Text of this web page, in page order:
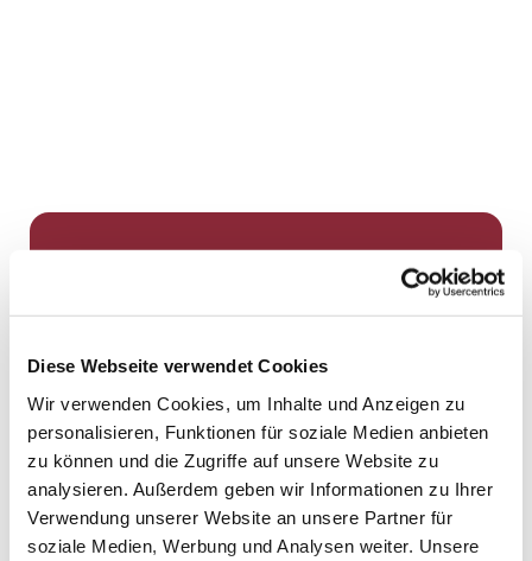
Diese Webseite verwendet Cookies
Wir verwenden Cookies, um Inhalte und Anzeigen zu
personalisieren, Funktionen für soziale Medien anbieten
zu können und die Zugriffe auf unsere Website zu
analysieren. Außerdem geben wir Informationen zu Ihrer
Verwendung unserer Website an unsere Partner für
soziale Medien, Werbung und Analysen weiter. Unsere
Dies könnte Sie auch
interessieren